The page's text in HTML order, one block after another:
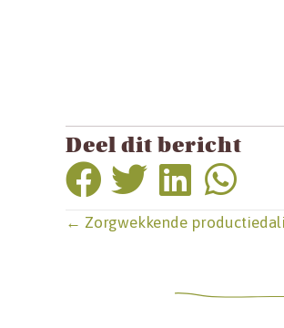
Deel dit bericht
Posts
navigation
← Zorgwekkende